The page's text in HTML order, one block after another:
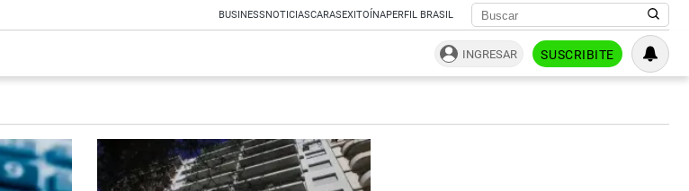
BUSINESSNOTICIASCARASEXITOÍNAPERFIL BRASIL
INGRESAR SUSCRIBITE